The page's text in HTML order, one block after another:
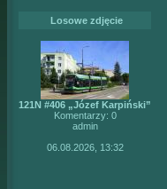
Losowe zdjęcie
121N #406 „Józef Karpiński”
Komentarzy: 0
admin
06.08.2026, 13:32